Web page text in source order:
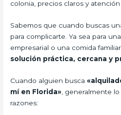
colonia, precios claros y
Sabemos que cuando buscas
para complicarte. Ya sea para
empresarial o una comida
solución práctica, cercana y
Cuando alguien busca
mí en Florida» , generalmente
razones: